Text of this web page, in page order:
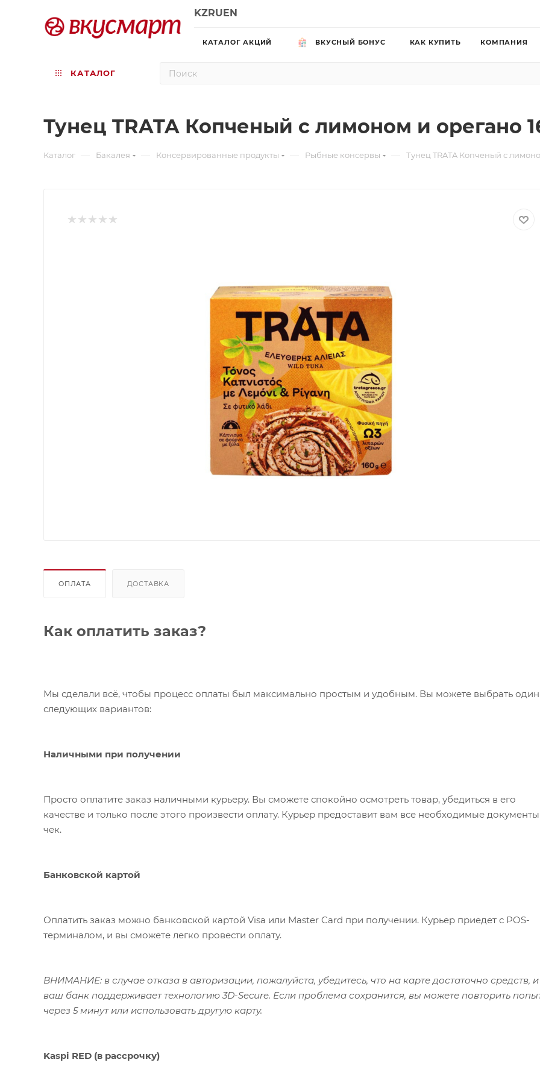
KZRUEN
КАТАЛОГ АКЦИЙ ВКУСНЫЙ БОНУС КАК КУПИТЬ КОМПАНИЯ
КАТАЛОГ
Тунец TRATA Копченый с лимоном и орегано
Каталог — Бакалея — Консервированные продукты — Рыбные консервы — Тунец TRATA Копченый с
ОПЛАТА ДОСТАВКА
Как оплатить заказ?
Мы сделали всё, чтобы процесс оплаты был максимально простым и удобным. Вы можете выбрать
следующих вариантов:
Наличными при получении
Просто оплатите заказ наличными курьеру. Вы сможете спокойно осмотреть товар, убедиться в его
качестве и только после этого произвести оплату. Курьер предоставит вам все необходимые
чек.
Банковской картой
Оплатить заказ можно банковской картой Visa или Master Card при получении. Курьер приедет с POS-
терминалом, и вы сможете легко провести оплату.
ВНИМАНИЕ: в случае отказа в авторизации, пожалуйста, убедитесь, что на карте достаточно средств, и
ваш банк поддерживает технологию 3D-Secure. Если проблема сохранится, вы можете повторить
через 5 минут или использовать другую карту.
Kaspi RED (в рассрочку)